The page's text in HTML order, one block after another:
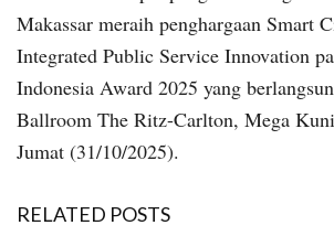
Makassar meraih penghargaan Smart
Integrated Public Service Innovation
Indonesia Award 2025 yang
Ballroom The Ritz-Carlton, Mega
Jumat (31/10/2025).
RELATED POSTS